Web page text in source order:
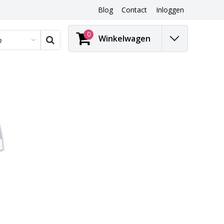
Blog Contact Inloggen
0 Winkelwagen